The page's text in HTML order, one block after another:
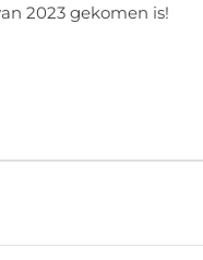
2023 gekomen is!